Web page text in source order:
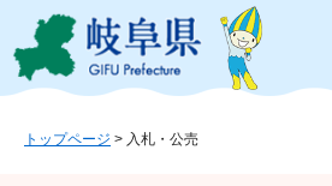
ジ
ュ
このページの本文へ
トップページ > 入札・公売